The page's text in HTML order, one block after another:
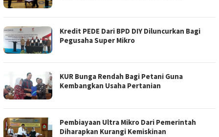
Kredit PEDE Dari BPD DIY Diluncurkan Bagi
Pegusaha Super Mikro
KUR Bunga Rendah Bagi Petani Guna
Kembangkan Usaha Pertanian
Pembiayaan Ultra Mikro Dari Pemerintah
Diharapkan Kurangi Kemiskinan